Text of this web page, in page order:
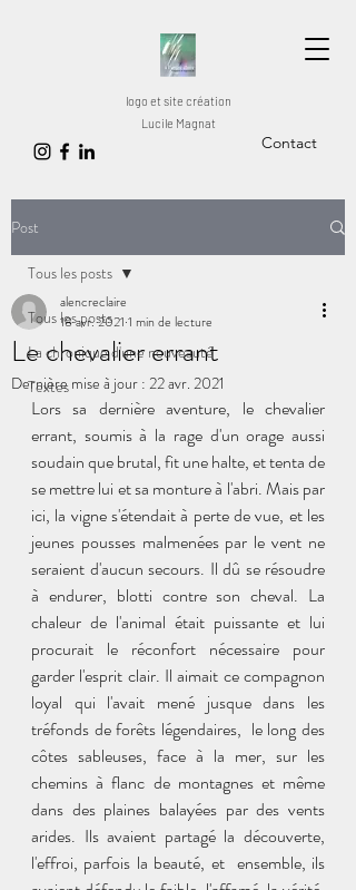
logo et site création
Lucile Magnat
Contact
Post
Tous les posts
La chronique d'une nouveauté
Textes
Tous les posts
Le chevalier errant
alencreclaire
18 avr. 2021 1 min de lecture
Dernière mise à jour : 22 avr. 2021
Lors sa dernière aventure, le chevalier
errant, soumis à la rage d'un orage aussi
soudain que brutal, fit une halte, et tenta de
se mettre lui et sa monture à l'abri. Mais par
ici, la vigne s'étendait à perte de vue, et les
jeunes pousses malmenées par le vent ne
seraient d'aucun secours. Il dû se résoudre
à endurer, blotti contre son cheval. La
chaleur de l'animal était puissante et lui
procurait le réconfort nécessaire pour
garder l'esprit clair. Il aimait ce compagnon
loyal qui l'avait mené jusque dans les
tréfonds de forêts légendaires,  le long des
côtes sableuses, face à la mer, sur les
chemins à flanc de montagnes et même
dans des plaines balayées par des vents
arides. Ils avaient partagé la découverte,
l'effroi, parfois la beauté, et  ensemble, ils